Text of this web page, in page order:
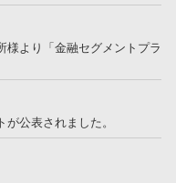
様より「金融セグメントプラ
公表されました。